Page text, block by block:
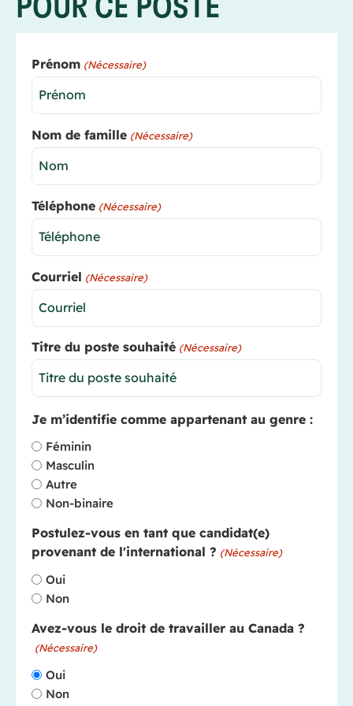
POUR CE POSTE
Prénom (Nécessaire)
Nom de famille (Nécessaire)
Téléphone (Nécessaire)
Courriel (Nécessaire)
Titre du poste souhaité (Nécessaire)
Je m’identifie comme appartenant au genre :
Féminin
Masculin
Autre
Non-binaire
Postulez-vous en tant que candidat(e)
provenant de l'international ? (Nécessaire)
Oui
Non
Avez-vous le droit de travailler au Canada ?
(Nécessaire)
Oui
Non